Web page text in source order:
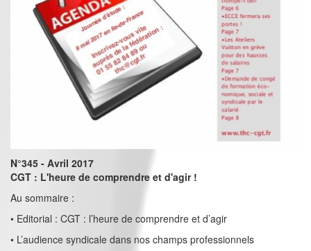
N°345 - Avril 2017
CGT : L'heure de comprendre et d'agir !
Au sommaire :
• Editorial : CGT : l’heure de comprendre et d’agir
• L’audience syndicale dans nos champs professionnels